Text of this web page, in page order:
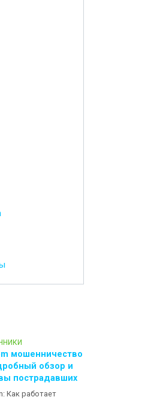
мошенничество
обзор и
пострадавших
Как работает